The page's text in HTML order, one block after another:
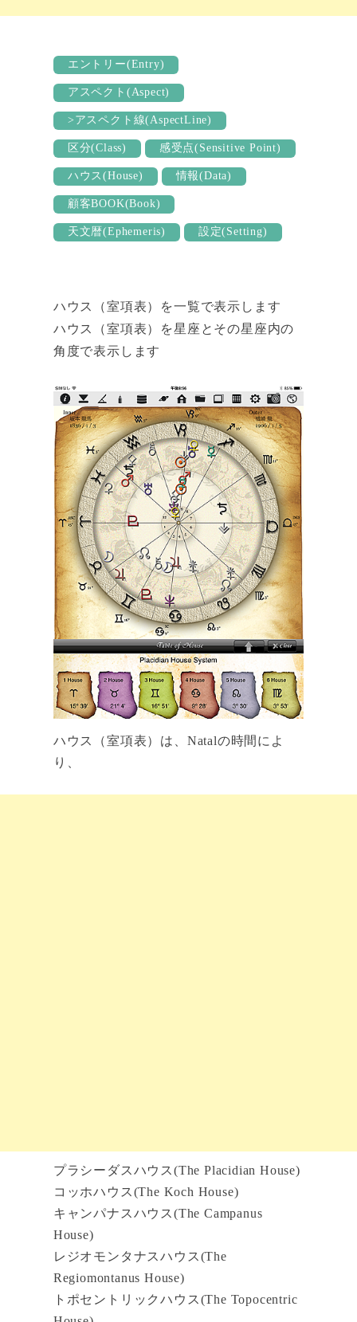
エントリー(Entry)
アスペクト(Aspect)
>アスペクト線(AspectLine)
区分(Class) 感受点(Sensitive Point)
ハウス(House) 情報(Data)
顧客BOOK(Book)
天文暦(Ephemeris) 設定(Setting)
ハウス（室項表）を一覧で表示します
ハウス（室項表）を星座とその星座内の
角度で表示します
ハウス（室項表）は、Natalの時間によ
り、
プラシーダスハウス(The Placidian House)
コッホハウス(The Koch House)
キャンパナスハウス(The Campanus
House)
レジオモンタナスハウス(The
Regiomontanus House)
トポセントリックハウス(The Topocentric